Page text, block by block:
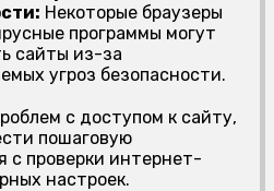
Некоторые браузеры
программы могут
сайты из-за
угроз безопасности.
с доступом к сайту,
пошаговую
с проверки интернет-
настроек.